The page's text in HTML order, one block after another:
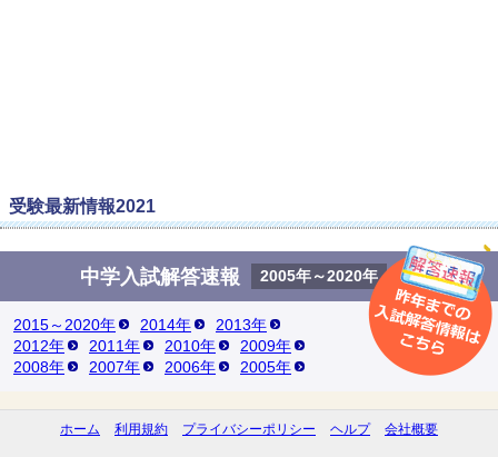
受験最新情報2021
中学入試解答速報 2005年～2020年
2015～2020年 2014年
2013年
2012年
2011年 2010年
2009年
2008年
2007年 2006年 2005年
ホーム 利用規約 プライバシーポリシー ヘルプ 会社概要